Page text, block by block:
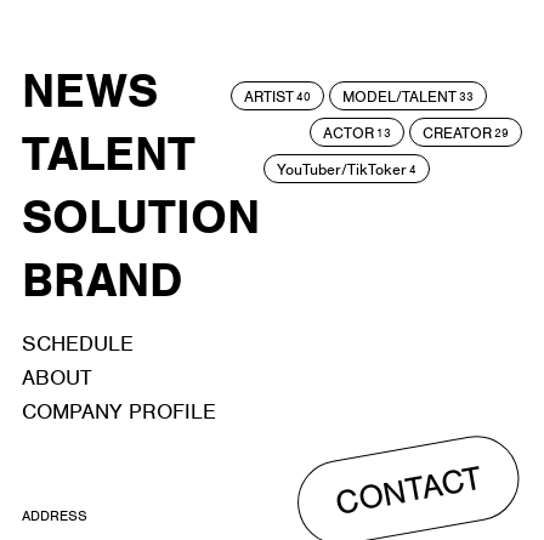
NEWS
TALENT
SOLUTION
BRAND
ARTIST40 MODEL/TALENT33
ACTOR 13 CREATOR29
YouTuber/TikToker4
SCHEDULE
ABOUT
COMPANY PROFILE
CONTACT
ADDRESS